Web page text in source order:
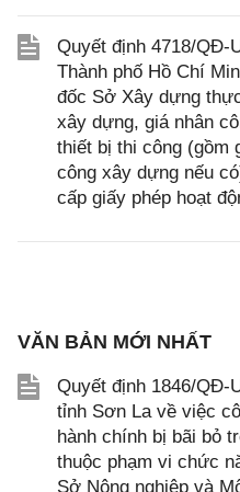
Quyết định 4718/QĐ-
Thành phố Hồ Chí
đốc Sở Xây dựng
xây dựng, giá nhân
thiết bị thi công (gồm
công xây dựng nếu
cấp giấy phép hoạt
VĂN BẢN MỚI NHẤT
Quyết định 1846/QĐ-
tỉnh Sơn La về việc
hành chính bị bãi bỏ
thuộc phạm vi chức
Sở Nông nghiệp và